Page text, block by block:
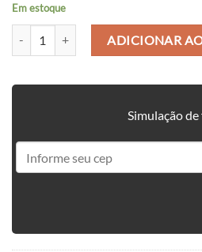
Em estoque
GRANADA PORTA MUNIÇÃO BB'S -
ADICIONAR
Simulação